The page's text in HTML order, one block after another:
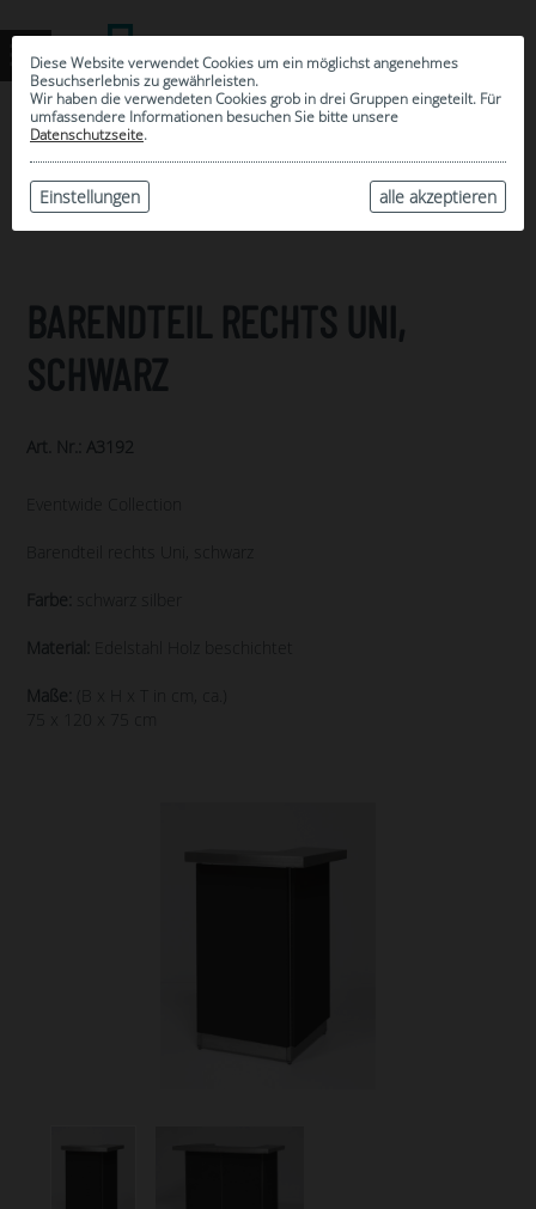
Diese Website verwendet Cookies um ein möglichst angenehmes
Besuchserlebnis zu gewährleisten.
Wir haben die verwendeten Cookies grob in drei Gruppen eingeteilt. Für
umfassendere Informationen besuchen Sie bitte unsere
Datenschutzseite.
alle akzeptieren
Einstellungen
ARCHIV
BARENDTEIL RECHTS UNI,
SCHWARZ
Art. Nr.: A3192
Eventwide Collection
Barendteil rechts Uni, schwarz
Farbe: schwarz silber
Material: Edelstahl Holz beschichtet
Maße:
(B x H x T in cm, ca.)
75 x 120 x 75 cm